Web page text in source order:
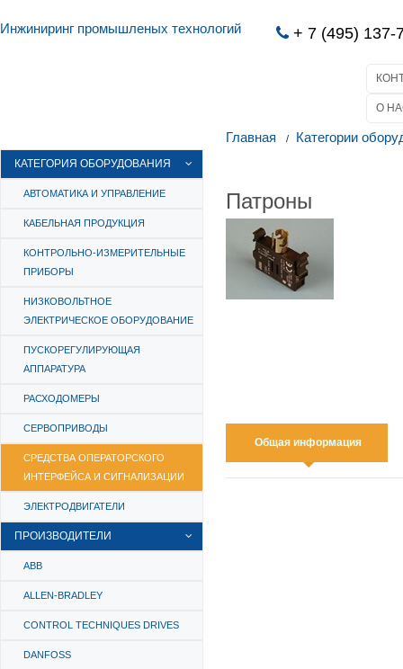
Инжиниринг промышленых технологий + 7 (495) 137-
О
КАТЕГОРИЯ ОБОРУДОВАНИЯ
АВТОМАТИКА И УПРАВЛЕНИЕ
КАБЕЛЬНАЯ ПРОДУКЦИЯ
КОНТРОЛЬНО-ИЗМЕРИТЕЛЬНЫЕ
ПРИБОРЫ
НИЗКОВОЛЬТНОЕ
ЭЛЕКТРИЧЕСКОЕ ОБОРУДОВАНИЕ
ПУСКОРЕГУЛИРУЮЩАЯ
АППАРАТУРА
РАСХОДОМЕРЫ
СЕРВОПРИВОДЫ
СРЕДСТВА ОПЕРАТОРСКОГО
ИНТЕРФЕЙСА И СИГНАЛИЗАЦИИ
ЭЛЕКТРОДВИГАТЕЛИ
ПРОИЗВОДИТЕЛИ
ABB
ALLEN-BRADLEY
CONTROL TECHNIQUES DRIVES
DANFOSS
Главная Категории
Патроны
Общая информация